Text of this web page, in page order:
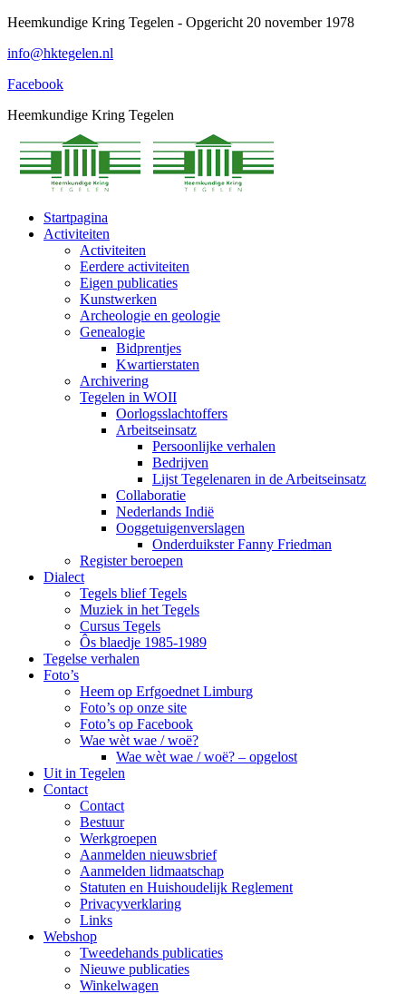
Spring
content
Heemkundige Kring Tegelen - Opgericht 20 november 1978
info@hktegelen.nl
Facebook
Heemkundige Kring Tegelen
Startpagina
Activiteiten
Activiteiten
Eerdere activiteiten
Eigen publicaties
Kunstwerken
Archeologie en geologie
Genealogie
Bidprentjes
Kwartierstaten
Archivering
Tegelen in WOII
Oorlogsslachtoffers
Arbeitseinsatz
Persoonlijke verhalen
Bedrijven
Lijst Tegelenaren in de Arbeitseinsatz
Collaboratie
Nederlands Indië
Ooggetuigenverslagen
Onderduikster Fanny Friedman
Register beroepen
Dialect
Tegels blief Tegels
Muziek in het Tegels
Cursus Tegels
Ôs blaedje 1985-1989
Tegelse verhalen
Foto’s
Heem op Erfgoednet Limburg
Foto’s op onze site
Foto’s op Facebook
Wae wèt wae / woë?
Wae wèt wae / woë? – opgelost
Uit in Tegelen
Contact
Contact
Bestuur
Werkgroepen
Aanmelden nieuwsbrief
Aanmelden lidmaatschap
Statuten en Huishoudelijk Reglement
Privacyverklaring
Links
Webshop
Tweedehands publicaties
Nieuwe publicaties
Winkelwagen